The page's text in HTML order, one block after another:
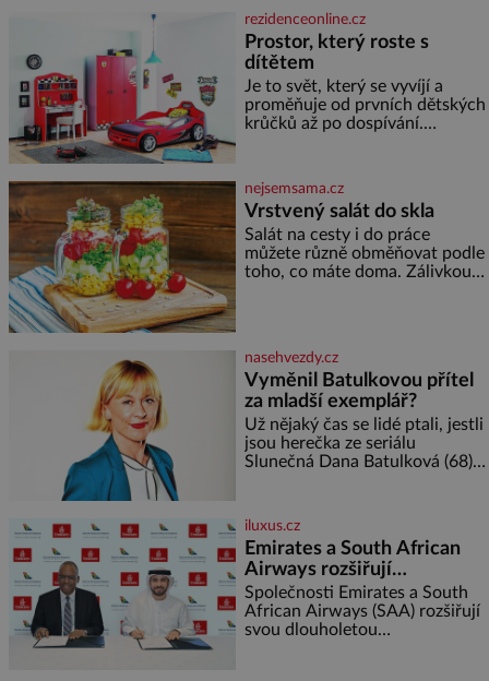
Placzek, Löw-Beer, Fuhrmann,
Kohn a Stiassni se stanou
jednou z hlavních
dramaturgických linií festivalu
židovské kultury ŠTETL FEST
2026. Některé návraty nejsou
jednoduché. Místa, která si
rezidenceonline.cz
Prostor, který roste s
dítětem
Je to svět, který se vyvíjí a
proměňuje od prvních dětských
krůčků až po dospívání.
soustředění i odpočinek a
reaguje na každou etapu života
a specifické potřeby dítěte. Pro
nejmenší je klíčová
jednoduchost, měkkost a
bezpečí, proto by pokoj
nejsemsama.cz
Vrstvený salát do skla
Salát na cesty i do práce
můžete různě obměňovat podle
toho, co máte doma. Zálivkou
nebo jiného salátu (římský salát,
polníček…) ✿ 1 malá konzerva
kukuřice ✿ ½ okurky ✿ 2
rajčata Zálivka: ✿ 4 lžíce
olivového oleje ✿ 1 lžíci
citronové šťávy ✿ ½ stroužku
nasehvezdy.cz
Vyměnil Batulkovou přítel
za mladší exemplář?
Už nějaký čas se lidé ptali, jestli
jsou herečka ze seriálu
Slunečná Dana Batulková (68) a
od sebe přítele od samého
začátku odhán
iluxus.cz
Emirates a South African
Airways rozšiřují
partnerství. Cestujícím
nově zpřístupní dalších
devět destinací v jižní a
Společnosti Emirates a South
African Airways (SAA) rozšiřují
svou dlouholetou